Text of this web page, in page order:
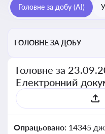
Головне за добу (AI)
ГОЛОВНЕ ЗА ДОБУ
Головне за
Електронний
Опрацьовано: 14345